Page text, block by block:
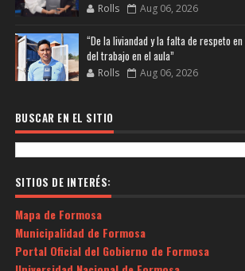
Rolls Aug 06, 2026
“De la liviandad y la falta de respeto
del trabajo en el aula”
Rolls Aug 06, 2026
BUSCAR EN EL SITIO
SITIOS DE INTERÉS:
Mapa de Formosa
Municipalidad de Formosa
Portal Oficial del Gobierno de Formosa